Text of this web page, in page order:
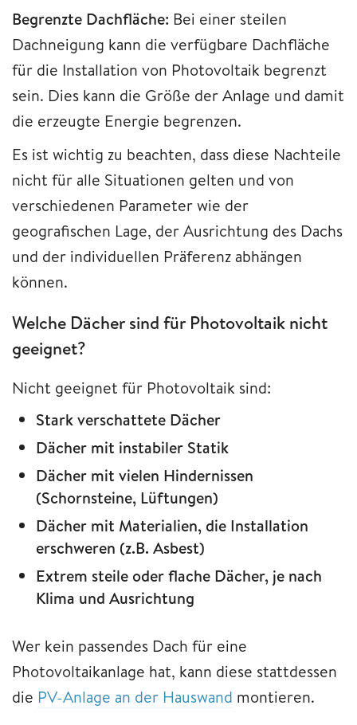
Begrenzte Dachfläche: Bei einer steilen
Dachneigung kann die verfügbare Dachfläche
für die Installation von Photovoltaik begrenzt
sein. Dies kann die Größe der Anlage und damit
die erzeugte Energie begrenzen.
Es ist wichtig zu beachten, dass diese Nachteile
nicht für alle Situationen gelten und von
verschiedenen Parameter wie der
geografischen Lage, der Ausrichtung des Dachs
und der individuellen Präferenz abhängen
können.
Welche Dächer sind für Photovoltaik nicht
geeignet?
Nicht geeignet für Photovoltaik sind:
Stark verschattete Dächer
Dächer mit instabiler Statik
Dächer mit vielen Hindernissen
(Schornsteine, Lüftungen)
Dächer mit Materialien, die Installation
erschweren (z.B. Asbest)
Extrem steile oder flache Dächer, je nach
Klima und Ausrichtung
Wer kein passendes Dach für eine
Photovoltaikanlage hat, kann diese stattdessen
die PV-Anlage an der Hauswand montieren.